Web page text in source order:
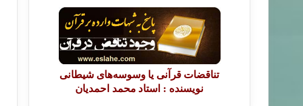
تناقضات قرآنی یا وسوسه‌های شیطانی
نویسنده : استاد محمد احمدیان